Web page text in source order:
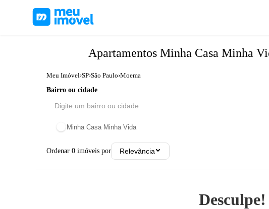
Apartamentos Minha Casa Minha
Meu Imóvel›SP›São Paulo›Moema
Bairro ou cidade
Minha Casa Minha Vida
Ordenar 0 imóveis por Relevância